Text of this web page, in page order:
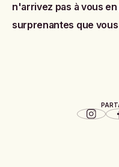
n'arrivez pas à vous
surprenantes que